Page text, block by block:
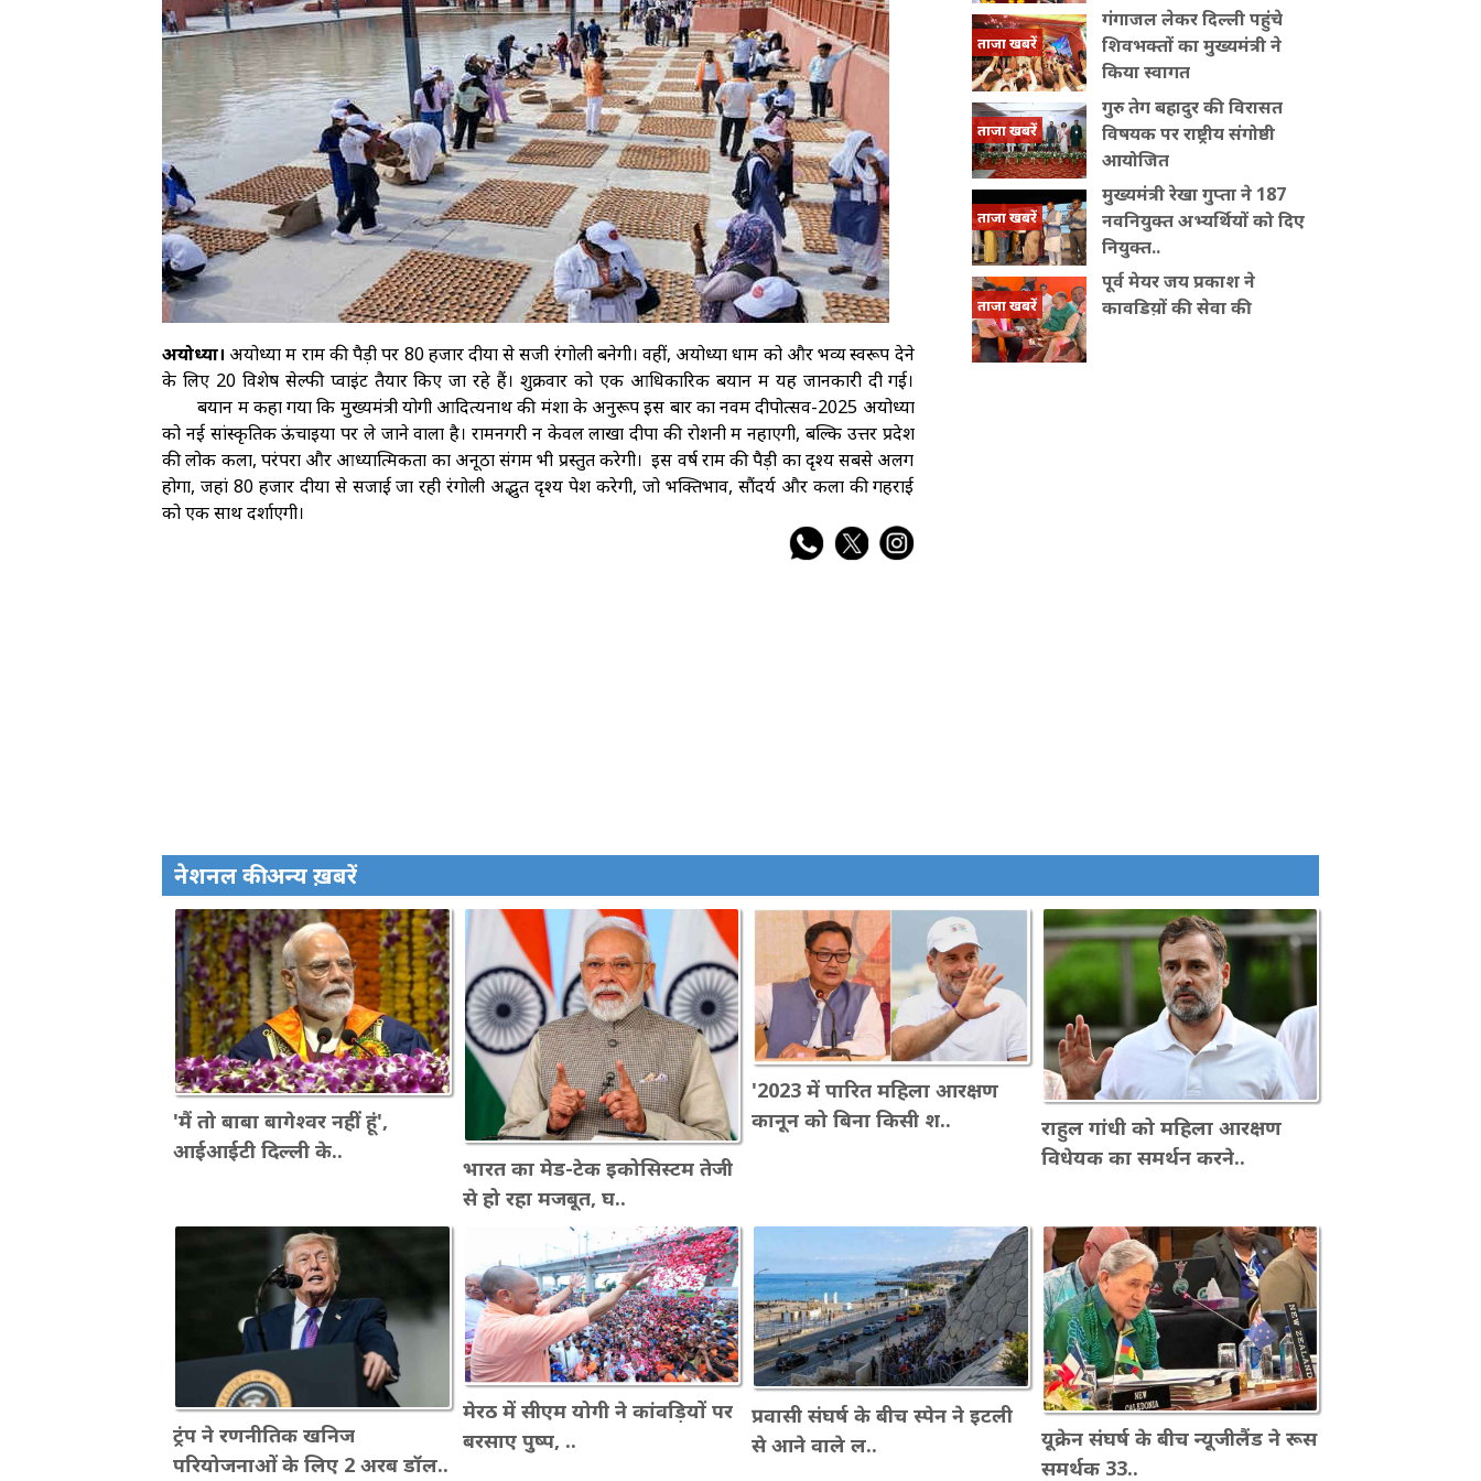
अयोध्या। अयोध्या में राम की पैड़ी पर 80 हजार दीयों से सजी रंगोली बनेगी। वहीं, अयोध्या धाम को और भव्य स्वरूप देने
के लिए 20 विशेष सेल्फी प्वाइंट तैयार किए जा रहे हैं। शुक्रवार को एक आधिकारिक बयान में यह जानकारी दी गई।
बयान में कहा गया कि मुख्यमंत्री योगी आदित्यनाथ की मंशा के अनुरूप इस बार का नवम दीपोत्सव-2025 अयोध्या
को नई सांस्कृतिक ऊंचाइयों पर ले जाने वाला है। रामनगरी न केवल लाखों दीपों की रोशनी में नहाएगी, बल्कि उत्तर प्रदेश
की लोक कला, परंपरा और आध्यात्मिकता का अनूठा संगम भी प्रस्तुत करेगी। इस वर्ष राम की पैड़ी का दृश्य सबसे अलग
होगा, जहां 80 हजार दीयों से सजाई जा रही रंगोली अद्भुत दृश्य पेश करेगी, जो भक्तिभाव, सौंदर्य और कला की गहराई
को एक साथ दर्शाएगी।
ताजा खबरें
गंगाजल लेकर दिल्ली पहुंचे
शिवभक्तों का मुख्यमंत्री ने
किया स्वागत
ताजा खबरें
गुरु तेग बहादुर की विरासत
विषयक पर राष्ट्रीय संगोष्ठी
आयोजित
ताजा खबरें
मुख्यमंत्री रेखा गुप्ता ने 187
नवनियुक्त अभ्यर्थियों को दिए
नियुक्त..
ताजा खबरें
पूर्व मेयर जय प्रकाश ने
कावडिय़ों की सेवा की
नेशनल की अन्य ख़बरें
'मैं तो बाबा बागेश्वर नहीं हूं',
आईआईटी दिल्ली के..
भारत का मेड-टेक इकोसिस्टम तेजी
से हो रहा मजबूत, घ..
'2023 में पारित महिला आरक्षण
कानून को बिना किसी श..
राहुल गांधी को महिला आरक्षण
विधेयक का समर्थन करने..
ट्रंप ने रणनीतिक खनिज
परियोजनाओं के लिए 2 अरब डॉल..
मेरठ में सीएम योगी ने कांवड़ियों पर
बरसाए पुष्प, ..
प्रवासी संघर्ष के बीच स्पेन ने इटली
से आने वाले ल..
यूक्रेन संघर्ष के बीच न्यूजीलैंड ने रूस
समर्थक 33..